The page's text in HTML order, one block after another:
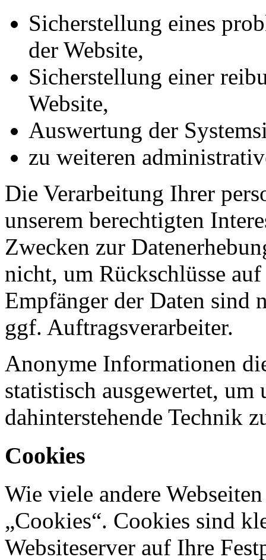
Sicherstellung eines
der Website,
Sicherstellung einer
Website,
Auswertung der
zu weiteren
Die Verarbeitung Ihrer
unserem berechtigten
Zwecken zur
nicht, um Rückschlüsse
Empfänger der Daten sind
ggf. Auftragsverarbeiter.
Anonyme Informationen
statistisch ausgewertet,
dahinterstehende Technik
Cookies
Wie viele andere
„Cookies“. Cookies sind
Websiteserver auf Ihre